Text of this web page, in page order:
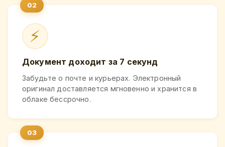
⚡
Документ доходит за 7 секунд
Забудьте о почте и курьерах. Электронный
оригинал доставляется мгновенно и хранится в
облаке бессрочно.